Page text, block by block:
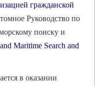
гражданской
Руководство по
поиску и
Maritime Search and
в оказании